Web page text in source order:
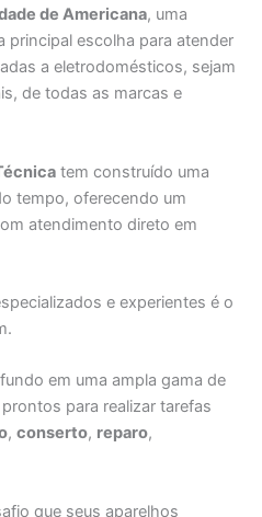
de Americana, uma
principal escolha para atender
a eletrodomésticos, sejam
de todas as marcas e
tem construído uma
tempo, oferecendo um
atendimento direto em
e experientes é o
em uma ampla gama de
para realizar tarefas
,conserto, reparo,
que seus aparelhos